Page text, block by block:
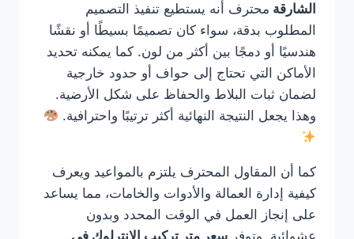
الشارقة محترف أنه يستطيع تنفيذ التصميم
المطلوب بدقة، سواء كان تصميمًا بسيطًا أو نقشًا
هندسيًا أو دمجًا بين أكثر من لون. كما يمكنه تحديد
الأماكن التي تحتاج إلى حواف أو حدود خارجية
لضمان ثبات البلاط والحفاظ على شكل الأرضية.
وهذا يجعل النتيجة النهائية أكثر ترتيبًا واحترافية.
كما أن المقاول المحترف يلتزم بالمواعيد ويعرف
كيفية إدارة العمالة والأدوات والخامات، مما يساعد
على إنجاز العمل في الوقت المحدد وبدون